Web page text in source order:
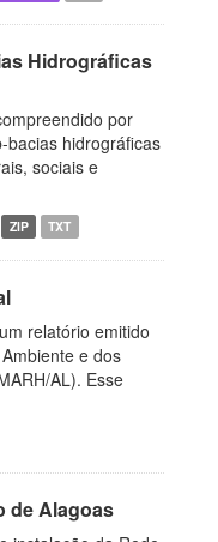
Hidrográficas
por
bacias hidrográficas
sociais e
ZIP TXT
relatório emitido
e dos
AL). Esse
de Alagoas